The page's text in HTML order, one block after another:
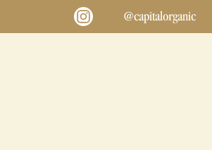
@capitalorganic